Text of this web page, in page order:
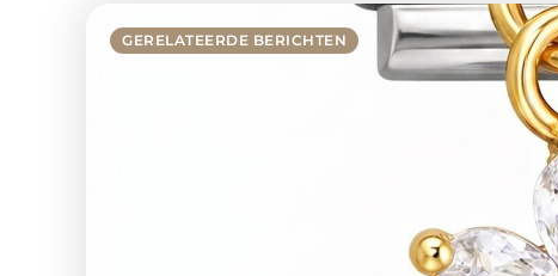
GERELATEERDE BERICHTEN